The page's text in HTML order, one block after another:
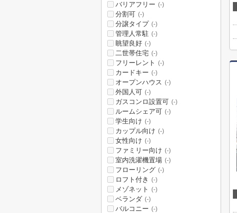
バリアフリー (-)
分割可 (-)
分譲タイプ (-)
管理人常駐 (-)
眺望良好 (-)
二世帯住宅 (-)
フリーレント (-)
カードキー (-)
オープンハウス (-)
外国人可 (-)
ガスコンロ設置可 (-)
ルームシェア可 (-)
学生向け (-)
カップル向け (-)
女性向け (-)
ファミリー向け (-)
室内洗濯機置場 (-)
フローリング (-)
ロフト付き (-)
メゾネット (-)
ベランダ (-)
バルコニー (-)